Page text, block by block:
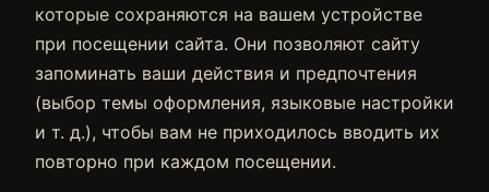
которые сохраняются на вашем устройстве
при посещении сайта. Они позволяют сайту
запоминать ваши действия и предпочтения
(выбор темы оформления, языковые настройки
и т. д.), чтобы вам не приходилось вводить их
повторно при каждом посещении.